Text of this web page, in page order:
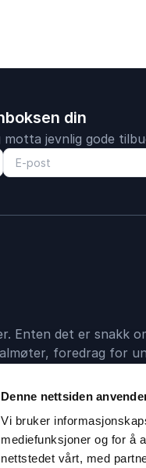
Denne nettsiden
Vi bruker
mediefunksjoner og for å
nettstedet vårt, med
din
jevnlig gode
Enten det er snakk
foredrag for